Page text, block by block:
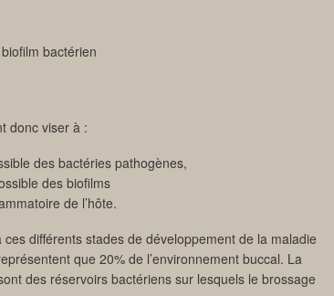
bactérien
donc viser à :
des bactéries pathogènes,
des biofilms
de l’hôte.
différents stades de développement de la maladie
que 20% de l’environnement buccal. La
des réservoirs bactériens sur lesquels le brossage